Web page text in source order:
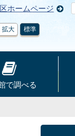
ホームページ
拡大 標準
で調べる